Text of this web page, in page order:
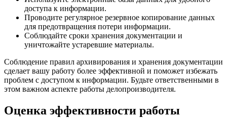
доступа к информации.
Проводите регулярное резервное копирование данных
для предотвращения потери информации.
Соблюдайте сроки хранения документации и
уничтожайте устаревшие материалы.
Соблюдение правил архивирования и хранения документации
сделает вашу работу более эффективной и поможет избежать
проблем с доступом к информации. Будьте ответственными в
этом важном аспекте работы делопроизводителя.
Оценка эффективности работы